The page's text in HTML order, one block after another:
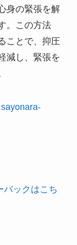
身の緊張を解
。この方法
ことで、抑圧
減し、緊張を
バックはこち